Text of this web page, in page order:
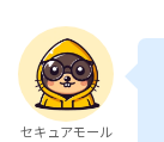
セキュアモール